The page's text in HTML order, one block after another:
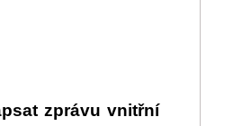
zprávu vnitřní